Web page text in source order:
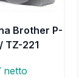
Brother P-
TZ-221
netto